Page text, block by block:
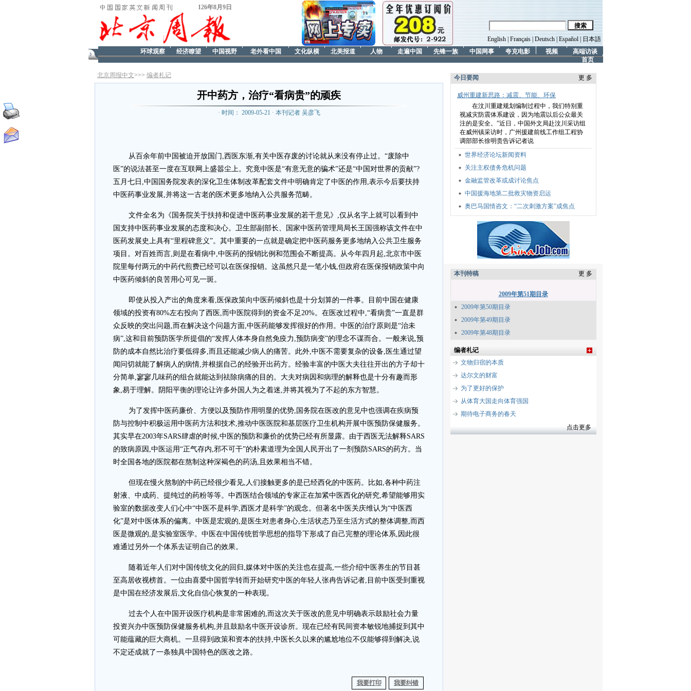
126年8月9日
English Français Deutsch Español
日本語
高端访谈
视频
夸克电影
中国网事
先锋一族
走遍中国
人物
北美报道
文化纵横
老外看中国
中国视野
经济瞭望
环球观察
首页
北京周报中文>>> 编者札记
开中药方，治疗“看病贵”的顽疾
· 时间： 2009-05-21 · 本刊记者 吴彦飞
从百余年前中国被迫开放国门,西医东渐,有关中医存废的讨论就从来没有停止过。“废除中
医”的说法甚至一度在互联网上盛嚣尘上。究竟中医是“有意无意的骗术”还是“中国对世界的贡献”?
五月七日,中国国务院发表的深化卫生体制改革配套文件中明确肯定了中医的作用,表示今后要扶持
中医药事业发展,并将这一古老的医术更多地纳入公共服务范畴。
文件全名为《国务院关于扶持和促进中医药事业发展的若干意见》,仅从名字上就可以看到中
国支持中医药事业发展的态度和决心。卫生部副部长、国家中医药管理局局长王国强称该文件在中
医药发展史上具有“里程碑意义”。其中重要的一点就是确定把中医药服务更多地纳入公共卫生服务
项目。对百姓而言,则是在看病中,中医药的报销比例和范围会不断提高。从今年四月起,北京市中医
院里每付两元的中药代煎费已经可以在医保报销。这虽然只是一笔小钱,但政府在医保报销政策中向
中医药倾斜的良苦用心可见一斑。
即使从投入产出的角度来看,医保政策向中医药倾斜也是十分划算的一件事。目前中国在健康
领域的投资有80%左右投向了西医,而中医院得到的资金不足20%。在医改过程中,“看病贵”一直是群
众反映的突出问题,而在解决这个问题方面,中医药能够发挥很好的作用。中医的治疗原则是“治未
病”,这和目前预防医学所提倡的“发挥人体本身自然免疫力,预防病变”的理念不谋而合。一般来说,预
防的成本自然比治疗要低得多,而且还能减少病人的痛苦。此外,中医不需要复杂的设备,医生通过望
闻问切就能了解病人的病情,并根据自己的经验开出药方。经验丰富的中医大夫往往开出的方子却十
分简单,寥寥几味药的组合就能达到祛除病痛的目的。大夫对病因和病理的解释也是十分有趣而形
象,易于理解。阴阳平衡的理论让许多外国人为之着迷,并将其视为了不起的东方智慧。
为了发挥中医药廉价、方便以及预防作用明显的优势,国务院在医改的意见中也强调在疾病预
防与控制中积极运用中医药方法和技术,推动中医医院和基层医疗卫生机构开展中医预防保健服务。
其实早在2003年SARS肆虐的时候,中医的预防和廉价的优势已经有所显露。由于西医无法解释SARS
的致病原因,中医运用“正气存内,邪不可干”的朴素道理为全国人民开出了一剂预防SARS的药方。当
时全国各地的医院都在熬制这种深褐色的药汤,且效果相当不错。
但现在慢火熬制的中药已经很少看见,人们接触更多的是已经西化的中医药。比如,各种中药注
射液、中成药、提纯过的药粉等等。中西医结合领域的专家正在加紧中医西化的研究,希望能够用实
验室的数据改变人们心中“中医不是科学,西医才是科学”的观念。但著名中医关庆维认为“中医西
化”是对中医体系的偏离。中医是宏观的,是医生对患者身心,生活状态乃至生活方式的整体调整,而西
医是微观的,是实验室医学。中医在中国传统哲学思想的指导下形成了自己完整的理论体系,因此很
难通过另外一个体系去证明自己的效果。
随着近年人们对中国传统文化的回归,媒体对中医的关注也在提高,一些介绍中医养生的节目甚
至高居收视榜首。一位由喜爱中国哲学转而开始研究中医的年轻人张冉告诉记者,目前中医受到重视
是中国在经济发展后,文化自信心恢复的一种表现。
过去个人在中国开设医疗机构是非常困难的,而这次关于医改的意见中明确表示鼓励社会力量
投资兴办中医预防保健服务机构,并且鼓励名中医开设诊所。现在已经有民间资本敏锐地捕捉到其中
可能蕴藏的巨大商机。一旦得到政策和资本的扶持,中医长久以来的尴尬地位不仅能够得到解决,说
不定还成就了一条独具中国特色的医改之路。
我要打印 我要纠错
今日要闻 更 多
威州重建新思路：减震、节能、环保
在汶川重建规划编制过程中，我们特别重
视减灾防震体系建设，因为地震以后公众最关
注的是安全。”近日，中国外文局赴汶川采访组
在威州镇采访时，广州援建前线工作组工程协
调部部长徐明贵告诉记者说
世界经济论坛新闻资料
关注主权债务危机问题
金融监管改革或成讨论焦点
中国援海地第二批救灾物资启运
奥巴马国情咨文：“二次刺激方案”成焦点
本刊特稿 更 多
2009年第51期目录
2009年第50期目录
2009年第49期目录
2009年第48期目录
编者札记
文物归宿的本质
达尔文的财富
为了更好的保护
从体育大国走向体育强国
期待电子商务的春天
点击更多